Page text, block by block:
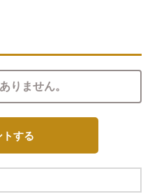
りません。
トする